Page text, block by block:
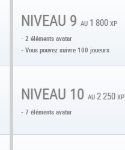
NIVEAU 9 au 1 800 xp
- 2 éléments avatar
- Vous pouvez suivre 100 joueurs
NIVEAU 10 au 2 250 xp
- 7 éléments avatar